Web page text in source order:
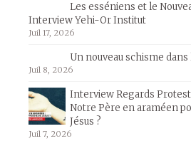
Les esséniens et le
Interview Yehi-Or Institut
Juil 17, 2026
Un nouveau schisme
Juil 8, 2026
Interview Regards
Notre Père en araméen
Jésus ?
Juil 7, 2026